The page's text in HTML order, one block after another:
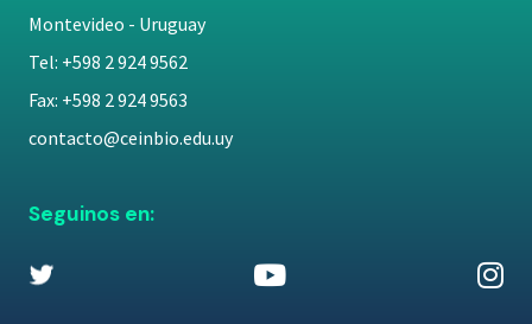
Montevideo - Uruguay
Tel: +598 2 924 9562
Fax: +598 2 924 9563
contacto@ceinbio.edu.uy
Seguinos en: